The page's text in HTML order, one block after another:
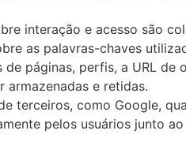
interação e acesso são
as palavras-chaves
páginas, perfis, a URL de
armazenadas e retidas.
terceiros, como Google,
pelos usuários junto